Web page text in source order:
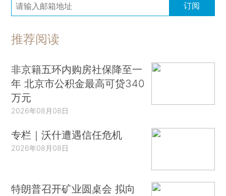
订阅
推荐阅读
非京籍五环内购房社保降至一
年 北京市公积金最高可贷340
万元
2026年08月08日
专栏｜沃什遭遇信任危机
2026年08月08日
特朗普召开矿业圆桌会 拟向